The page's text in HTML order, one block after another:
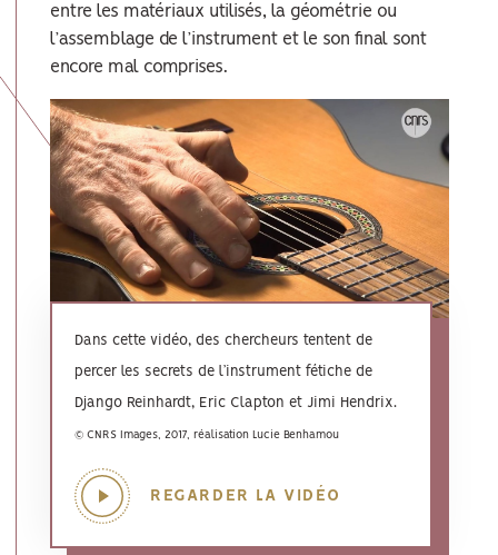
entre les matériaux utilisés, la géométrie ou
l’assemblage de l’instrument et le son final sont
encore mal comprises.
Dans cette vidéo, des chercheurs tentent de
percer les secrets de l’instrument fétiche de
Django Reinhardt, Eric Clapton et Jimi Hendrix.
© CNRS Images, 2017, réalisation Lucie Benhamou
REGARDER LA VIDÉO